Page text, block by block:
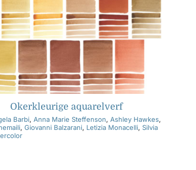
Okerkleurige aquarelverf
Barbi,Anna Marie Steffenson,Ashley Hawkes,
,Giovanni Balzarani, Letizia Monacelli, Silvia